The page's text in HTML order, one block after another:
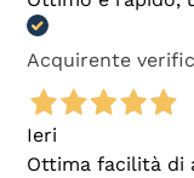
Acquirente
Ieri
Ottima facilità di